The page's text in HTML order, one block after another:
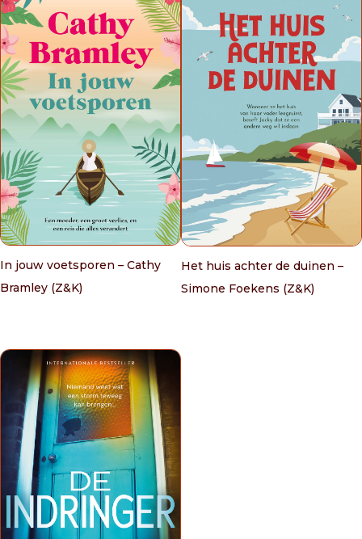
In jouw voetsporen – Cathy
Bramley (Z&K)
Het huis achter de duinen –
Simone Foekens (Z&K)